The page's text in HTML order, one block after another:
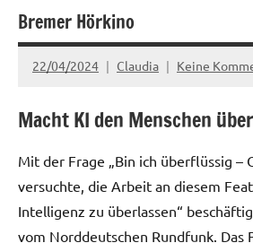
Bremer Hörkino
22/04/2024 Claudia Keine
Macht KI den Menschen
Mit der Frage „Bin ich überflüssig –
versuchte, die Arbeit an diesem
Intelligenz zu überlassen“
vom Norddeutschen Rundfunk. Das